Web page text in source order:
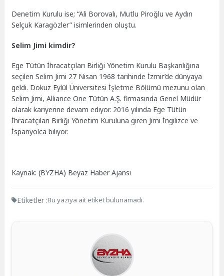
Denetim Kurulu ise; “Ali Borovalı, Mutlu Piroğlu ve Aydın
Selçuk Karagözler” isimlerinden oluştu.
Selim Jimi kimdir?
Ege Tütün İhracatçıları Birliği Yönetim Kurulu Başkanlığına
seçilen Selim Jimi 27 Nisan 1968 tarihinde İzmir’de dünyaya
geldi. Dokuz Eylül Üniversitesi İşletme Bölümü mezunu olan
Selim Jimi, Alliance One Tütün A.Ş. firmasında Genel Müdür
olarak kariyerine devam ediyor. 2016 yılında Ege Tütün
İhracatçıları Birliği Yönetim Kuruluna giren Jimi İngilizce ve
İspanyolca biliyor.
Kaynak: (BYZHA) Beyaz Haber Ajansı
Etiketler :Bu yazıya ait etiket bulunamadı.